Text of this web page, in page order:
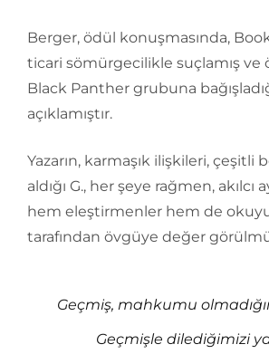
Berger, ödül konuşmasında,
ticari sömürgecilikle suçlamış ve
Black Panther grubuna
açıklamıştır.
Yazarın, karmaşık ilişkileri, çeşitli
aldığı G., her şeye rağmen, akılcı
hem eleştirmenler hem de
tarafından övgüye değer
Geçmiş, mahkumu
Geçmişle dilediğimizi